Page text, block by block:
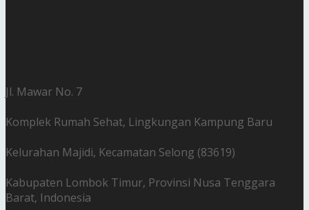
Jl. Mawar No. 7
Komplek Rumah Sehat, Lingkungan Kampung Baru
Kelurahan Majidi, Kecamatan Selong (83619)
Kabupaten Lombok Timur, Provinsi Nusa Tenggara
Barat, Indonesia